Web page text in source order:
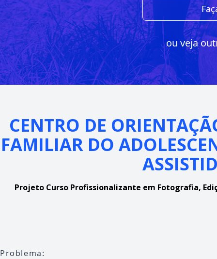
ou veja
CENTRO DE
FAMILIAR DO
Projeto Curso Profissionalizante em Fotografia,
Problema: